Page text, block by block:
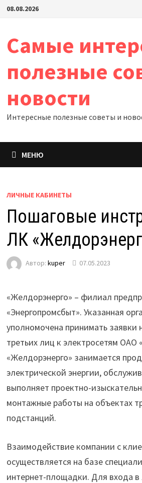
Перейти
08.08.2026
Самые
полезные
новости
Интересные полезные советы и
МЕНЮ
ЛИЧНЫЕ КАБИНЕТЫ
Пошаговые
ЛК
Автор: kuper 07.05.2023
«Желдорэнерго» – филиал
«Энергопромсбыт». Указанная
уполномочена принимать заявки
третьих лиц к электросетям
«Желдорэнерго» занимается
электрической энергии,
выполняет проектно-
монтажные работы на объектах
подстанций.
Взаимодействие компании с
осуществляется на базе
интернет-площадки. Для входа в